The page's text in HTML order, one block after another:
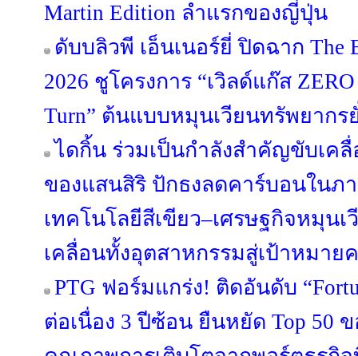
Martin Edition ลำแรกของญี่ปุ่น
ดับบลิวพี เอ็นเนอร์ยี่ ปิดฉาก The
2026 ชูโครงการ “เวิลด์แก๊ส
Turn” ต้นแบบหมุนเวียนทรัพยากร
ไดกิ้น ร่วมเป็นกำลังสำคัญขับเคลื่
ของแสนสิริ ปักธงลดคาร์บอนในภ
เทคโนโลยีสีเขียว–เศรษฐกิจหมุน
เคลื่อนทั้งอุตสาหกรรมสู่เป้าหมาย
PTG ฟอร์มแกร่ง! ติดอันดับ
ต่อเนื่อง 3 ปีซ้อน ยืนหยัด Top 50